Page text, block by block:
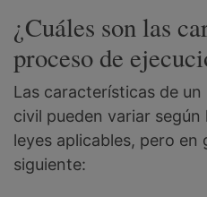
¿Cuáles son las
proceso de
Las características de
civil pueden variar
leyes aplicables, pero en
siguiente: